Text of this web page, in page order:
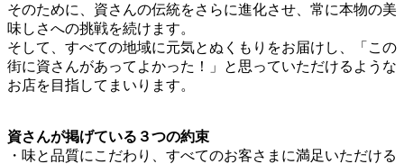
そのために、資さんの伝統をさらに進化させ、常に本物の美
味しさへの挑戦を続けます。
そして、すべての地域に元気とぬくもりをお届けし、「この
街に資さんがあってよかった！」と思っていただけるような
お店を目指してまいります。
資さんが掲げている３つの約束
・味と品質にこだわり、すべてのお客さまに満足いただける